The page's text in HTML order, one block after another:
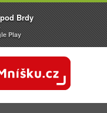
Brdy
Play